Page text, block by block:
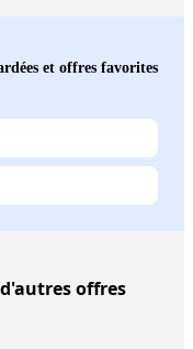
et offres favorites
offres